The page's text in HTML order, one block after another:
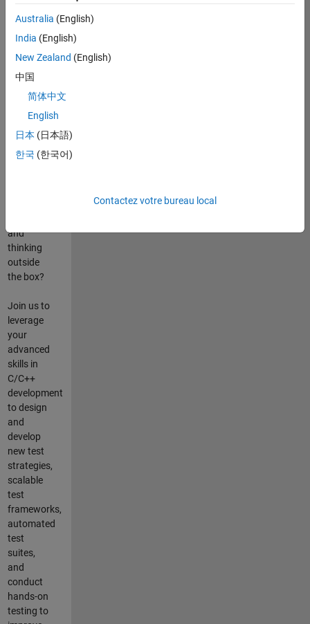
Résumé
du
poste
Are you
about
state-of-
the-art
Do you
and
thinking
outside
the box?
Join us to
leverage
your
advanced
skills in
C/C++
development
to design
and
develop
new test
strategies,
scalable
test
frameworks,
automated
test
suites,
and
conduct
hands-on
testing to
Australia (English)
India (English)
New Zealand (English)
中国
简体中文
English
日本 (日本語)
한국 (한국어)
Contactez votre bureau local